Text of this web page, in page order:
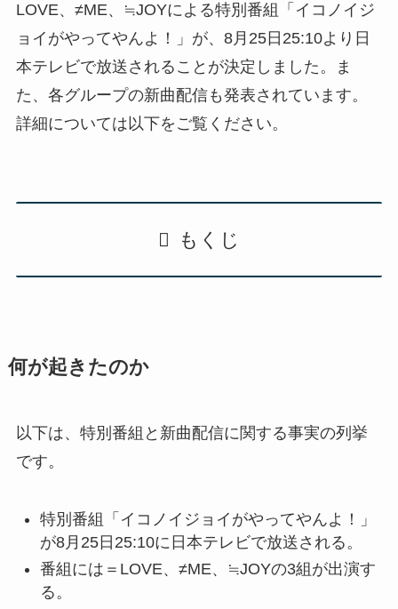
LOVE、≠ME、≒JOYによる特別番組「イコノイジ
ョイがやってやんよ！」が、8月25日25:10より日
本テレビで放送されることが決定しました。ま
た、各グループの新曲配信も発表されています。
詳細については以下をご覧ください。
もくじ
何が起きたのか
以下は、特別番組と新曲配信に関する事実の列挙
です。
特別番組「イコノイジョイがやってやんよ！」
が8月25日25:10に日本テレビで放送される。
番組には＝LOVE、≠ME、≒JOYの3組が出演す
る。